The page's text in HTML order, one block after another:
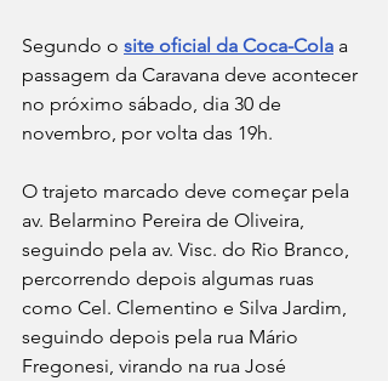
Segundo o site oficial da Coca-Cola a
passagem da Caravana deve acontecer
no próximo sábado, dia 30 de
novembro, por volta das 19h.
O trajeto marcado deve começar pela
av. Belarmino Pereira de Oliveira,
seguindo pela av. Visc. do Rio Branco,
percorrendo depois algumas ruas
como Cel. Clementino e Silva Jardim,
seguindo depois pela rua Mário
Fregonesi, virando na rua José